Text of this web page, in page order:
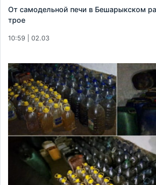
От самодельной печи в Бешарыкском
трое
10:59 | 02.03